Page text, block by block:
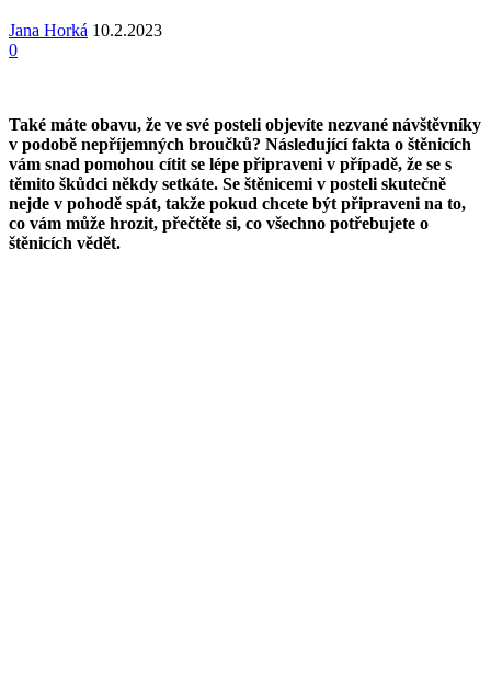
Jana Horká 10.2.2023
0
Také máte obavu, že ve své posteli objevíte nezvané návštěvníky
v podobě nepříjemných broučků? Následující fakta o štěnicích
vám snad pomohou cítit se lépe připraveni v případě, že se s
těmito škůdci někdy setkáte. Se štěnicemi v posteli skutečně
nejde v pohodě spát, takže pokud chcete být připraveni na to,
co vám může hrozit, přečtěte si, co všechno potřebujete o
štěnicích vědět.